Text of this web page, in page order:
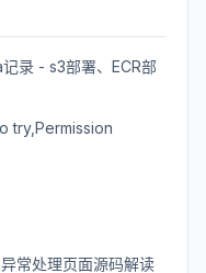
录 - s3部署、ECR部
try,Permission
常处理页面源码解读